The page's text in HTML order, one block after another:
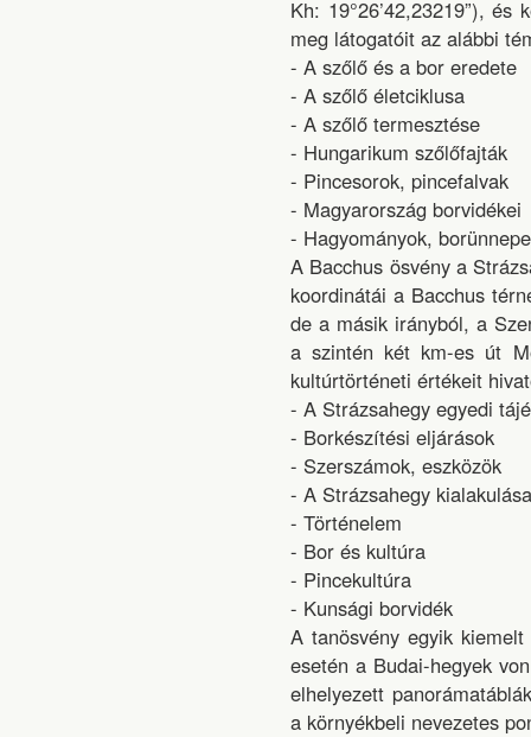
Kh: 19°26’42,23219”),
meg látogatóit az alábbi
- A szőlő és a bor eredete
- A szőlő életciklusa
- A szőlő termesztése
- Hungarikum szőlőfajták
- Pincesorok, pincefalvak
- Magyarország borvidékei
- Hagyományok,
A Bacchus ösvény a
koordinátái a Bacchus
de a másik irányból, a
a szintén két km-es út
kultúrtörténeti értékeit
- A Strázsahegy egyedi
- Borkészítési eljárások
- Szerszámok, eszközök
- A Strázsahegy kialakulása
- Történelem
- Bor és kultúra
- Pincekultúra
- Kunsági borvidék
A tanösvény egyik
esetén a Budai-hegyek
elhelyezett
a környékbeli nevezetes